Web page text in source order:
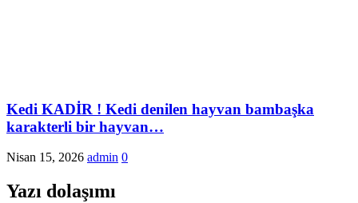
Kedi KADİR ! Kedi denilen hayvan bambaşka
karakterli bir hayvan…
Nisan 15, 2026 admin 0
Yazı dolaşımı